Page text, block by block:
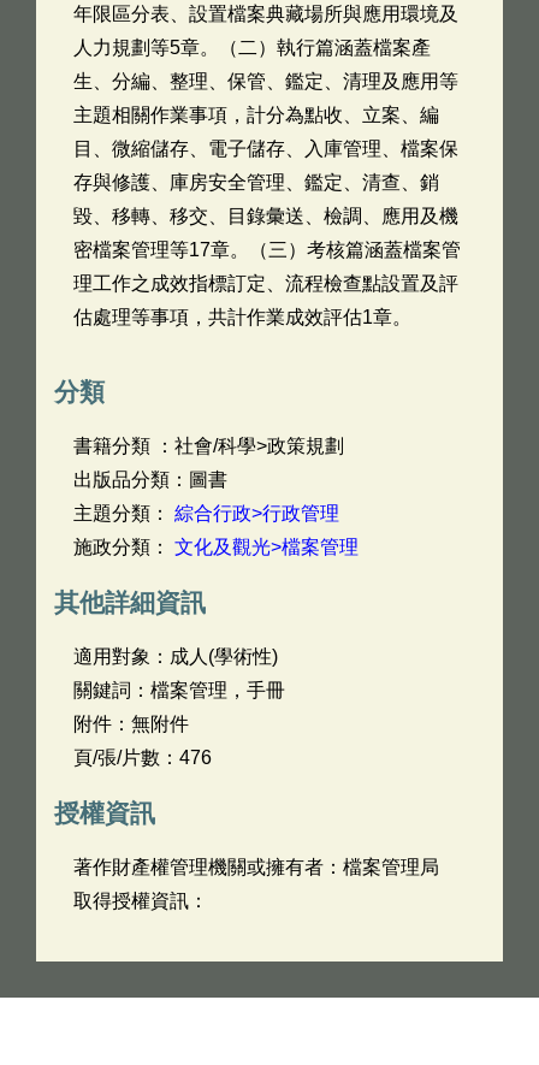
年限區分表、設置檔案典藏場所與應用環境及
人力規劃等5章。（二）執行篇涵蓋檔案產
生、分編、整理、保管、鑑定、清理及應用等
主題相關作業事項，計分為點收、立案、編
目、微縮儲存、電子儲存、入庫管理、檔案保
存與修護、庫房安全管理、鑑定、清查、銷
毀、移轉、移交、目錄彙送、檢調、應用及機
密檔案管理等17章。（三）考核篇涵蓋檔案管
理工作之成效指標訂定、流程檢查點設置及評
估處理等事項，共計作業成效評估1章。
分類
書籍分類 ：社會/科學>政策規劃
出版品分類：圖書
主題分類： 綜合行政>行政管理
施政分類： 文化及觀光>檔案管理
其他詳細資訊
適用對象：成人(學術性)
關鍵詞：檔案管理，手冊
附件：無附件
頁/張/片數：476
授權資訊
著作財產權管理機關或擁有者：檔案管理局
取得授權資訊：